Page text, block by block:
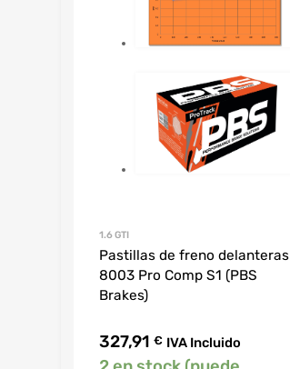
1.6 GTI
Pastillas de freno delanteras
8003 Pro Comp S1 (PBS
Brakes)
327,91 € IVA Incluido